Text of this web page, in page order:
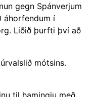
gegn Spánverjum
áhorfendum í
Liðið þurfti því að
mótsins.